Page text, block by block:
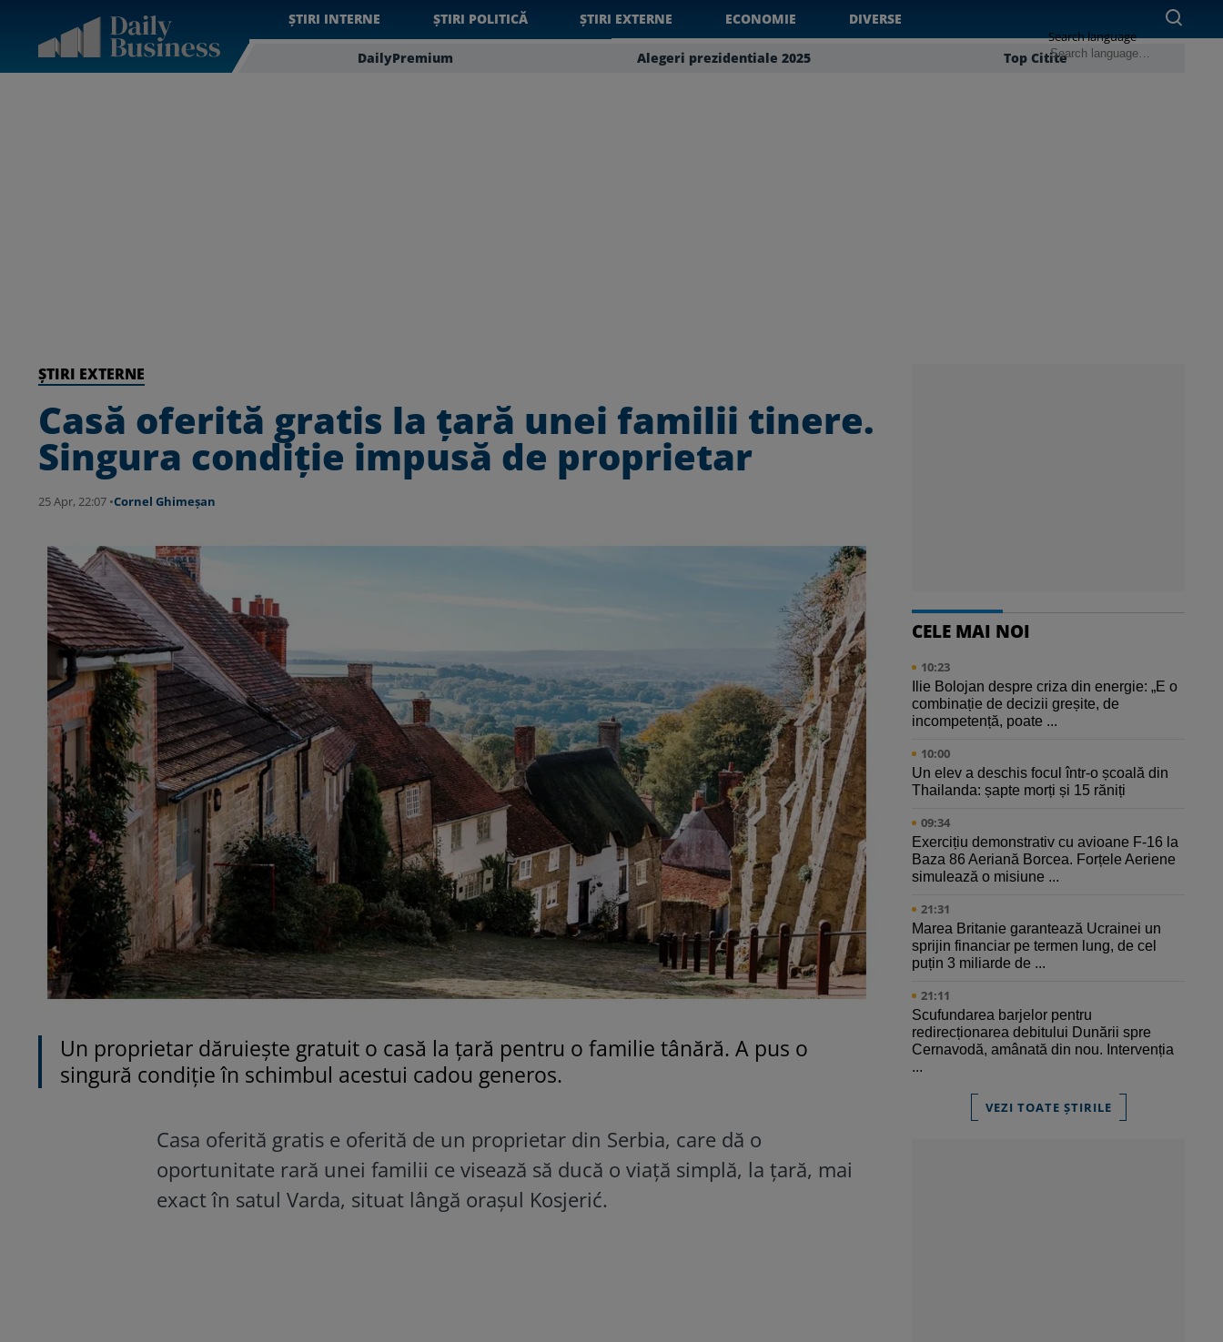
ȘTIRI INTERNE ȘTIRI POLITICĂ ȘTIRI EXTERNE ECONOMIE DIVERSE
DailyPremium Alegeri prezidentiale 2025 Top Citite
Search language
ȘTIRI EXTERNE
Casă oferită gratis la țară unei familii tinere.
Singura condiție impusă de proprietar
25 Apr, 22:07 •Cornel Ghimeșan
Un proprietar dăruiește gratuit o casă la țară pentru o familie tânără. A pus o
singură condiție în schimbul acestui cadou generos.
Casa oferită gratis e oferită de un proprietar din Serbia, care dă o
oportunitate rară unei familii ce visează să ducă o viață simplă, la țară, mai
exact în satul Varda, situat lângă orașul Kosjerić.
CELE MAI NOI
10:23
Ilie Bolojan despre criza din energie: „E o
combinație de decizii greșite, de
incompetență, poate ...
10:00
Un elev a deschis focul într-o școală din
Thailanda: șapte morți și 15 răniți
09:34
Exercițiu demonstrativ cu avioane F-16 la
Baza 86 Aeriană Borcea. Forțele Aeriene
simulează o misiune ...
21:31
Marea Britanie garantează Ucrainei un
sprijin financiar pe termen lung, de cel
puțin 3 miliarde de ...
21:11
Scufundarea barjelor pentru
redirecționarea debitului Dunării spre
Cernavodă, amânată din nou. Intervenția
...
VEZI TOATE ȘTIRILE